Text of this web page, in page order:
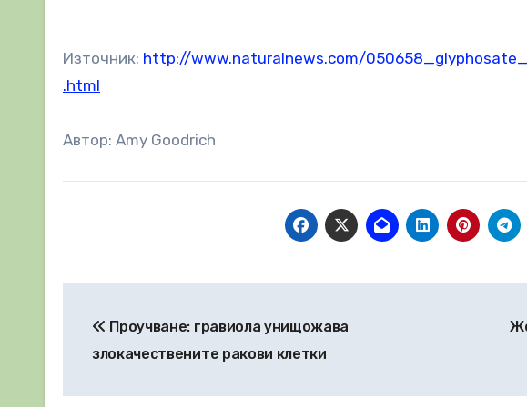
Източник: http://www.naturalnews.com/
.html
Автор: Amy Goodrich
Проучване: гравиола унищожава
злокачествените ракови клетки